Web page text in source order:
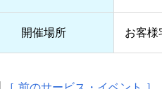
開催場所 お客様